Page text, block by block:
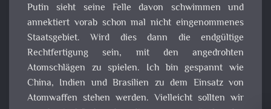
Putin sieht seine Felle davon schwimmen und
annektiert vorab schon mal nicht eingenommenes
Staatsgebiet. Wird dies dann die endgültige
Rechtfertigung sein, mit den angedrohten
Atomschlägen zu spielen. Ich bin gespannt wie
China, Indien und Brasilien zu dem Einsatz von
Atomwaffen stehen werden. Vielleicht sollten wir